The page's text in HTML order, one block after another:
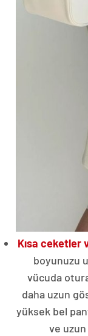
Kısa ceketler
boyunuzu
vücuda
daha uzun
yüksek bel
ve